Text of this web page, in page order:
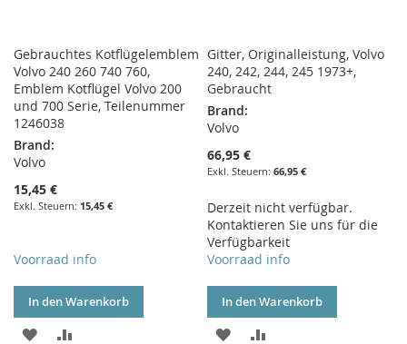
Gebrauchtes Kotflügelemblem
Volvo 240 260 740 760,
Emblem Kotflügel Volvo 200
und 700 Serie, Teilenummer
1246038
Brand:
Volvo
15,45 €
15,45 €
Voorraad info
In den Warenkorb
ZUR
Gitter, Originalleistung, Volvo
240, 242, 244, 245 1973+,
Gebraucht
Brand:
Volvo
66,95 €
66,95 €
Derzeit nicht verfügbar.
Kontaktieren Sie uns für die
Verfügbarkeit
Voorraad info
In den Warenkorb
ZUR